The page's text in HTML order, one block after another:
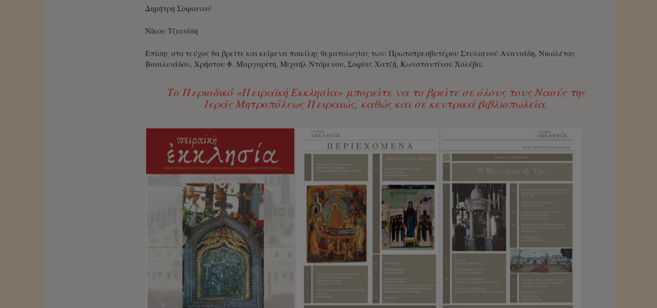
Δημήτρη Σοφιανού
Νίκου Τζιανίδη
Επίσης στο τεύχος θα βρείτε και κείμενα ποικίλης θεματολογίας των: Πρωτοπρεσβυτέρου Στυλιανού Ανανιάδη, Νικολέτας
Βασιλειάδου, Χρήστου Φ. Μαργαρίτη, Μιχαήλ Ντόμενου, Σοφίας Χατζή, Κωνσταντίνου Χολέβα.
Το Περιοδικό «Πειραϊκή Εκκλησία» μπορείτε να το βρείτε σε όλους τους Ναούς της
Ιεράς Μητροπόλεως Πειραιώς, καθώς και σε κεντρικά βιβλιοπωλεία.